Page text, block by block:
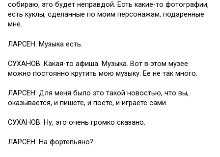
собираю, это будет неправдой. Есть какие-то фотографии,
есть куклы, сделанные по моим персонажам, подаренные
мне.
ЛАРСЕН: Музыка есть.
СУХАНОВ: Какая-то афиша. Музыка. Вот в этом музее
можно постоянно крутить мою музыку. Ее не так много.
ЛАРСЕН: Для меня было это такой новостью, что вы,
оказывается, и пишете, и поете, и играете сами.
СУХАНОВ: Ну, это очень громко сказано.
ЛАРСЕН: На фортепьяно?